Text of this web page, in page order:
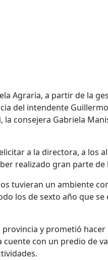
Agraria, a partir de la
del intendente
la consejera Gabriela
a la directora, a los
realizado gran parte de
tuvieran un ambiente
los de sexto año que se
y prometió hacer
con un predio de